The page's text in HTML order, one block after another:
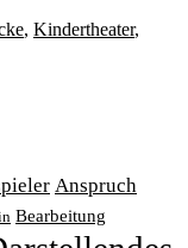
, Kindertheater,
Anspruch
Bearbeitung